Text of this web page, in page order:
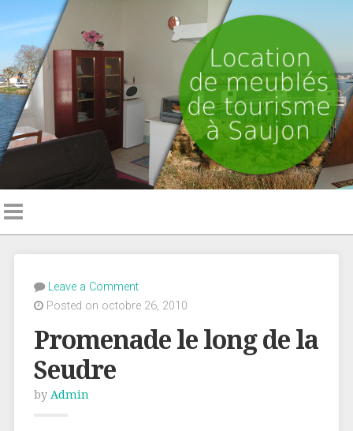
Leave a Comment
Posted on octobre 26, 2010
Promenade le long de la
Seudre
by Admin